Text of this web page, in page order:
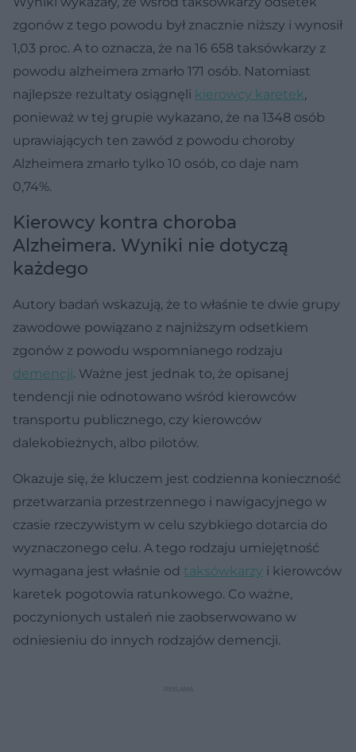
zgonów z tego powodu był znacznie niższy i wynosił
1,03 proc. A to oznacza, że na 16 658 taksówkarzy z
powodu alzheimera zmarło 171 osób. Natomiast
najlepsze rezultaty osiągnęli kierowcy karetek,
ponieważ w tej grupie wykazano, że na 1348 osób
uprawiających ten zawód z powodu choroby
Alzheimera zmarło tylko 10 osób, co daje nam
0,74%.
Kierowcy kontra choroba
Alzheimera. Wyniki nie dotyczą
każdego
Autory badań wskazują, że to właśnie te dwie grupy
zawodowe powiązano z najniższym odsetkiem
zgonów z powodu wspomnianego rodzaju
demencji. Ważne jest jednak to, że opisanej
tendencji nie odnotowano wśród kierowców
transportu publicznego, czy kierowców
dalekobieżnych, albo pilotów.
Okazuje się, że kluczem jest codzienna konieczność
przetwarzania przestrzennego i nawigacyjnego w
czasie rzeczywistym w celu szybkiego dotarcia do
wyznaczonego celu. A tego rodzaju umiejętność
wymagana jest właśnie od taksówkarzy i kierowców
karetek pogotowia ratunkowego. Co ważne,
poczynionych ustaleń nie zaobserwowano w
odniesieniu do innych rodzajów demencji.